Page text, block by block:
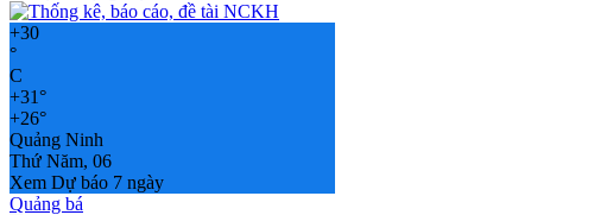
+30
°
C
+31°
+26°
Quảng Ninh
Thứ Năm, 06
Xem Dự báo 7 ngày
Quảng bá